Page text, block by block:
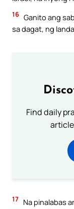
16 Ganito ang
sa dagat, ng
Find daily
17 Na pinalabas